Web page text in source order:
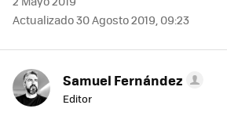
Actualizado 30 Agosto 2019, 09:23
Samuel Fernández
Editor